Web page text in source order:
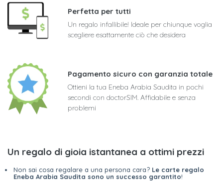
Perfetta per tutti
Un regalo infallibile! Ideale per chiunque voglia
scegliere esattamente ciò che desidera
Pagamento sicuro con garanzia totale
Ottieni la tua Eneba Arabia Saudita in pochi
secondi con doctorSIM. Affidabile e senza
problemi
Un regalo di gioia istantanea a ottimi prezzi
Non sai cosa regalare a una persona cara? Le carte regalo
Eneba Arabia Saudita sono un successo garantito!